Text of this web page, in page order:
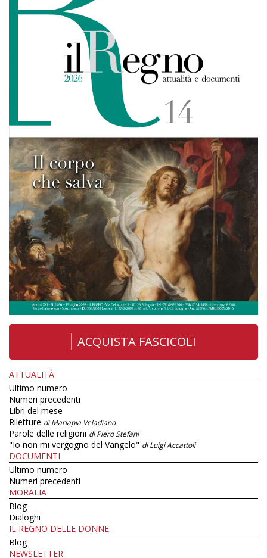
ACQUISTA FASCICOLI
ATTUALITÀ
Ultimo numero
Numeri precedenti
Libri del mese
Riletture di Mariapia Veladiano
Parole delle religioni di Piero Stefani
"Io non mi vergogno del Vangelo" di Luigi Accattoli
DOCUMENTI
Ultimo numero
Numeri precedenti
MORALIA
Blog
Dialoghi
IL REGNO DELLE DONNE
Blog
NEWSLETTER